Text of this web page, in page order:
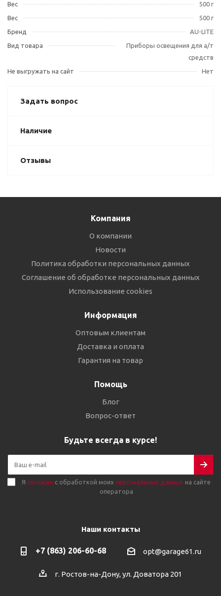
Вес
500 г
Вес
500 г
Бренд
AU-LITE
Вид товара
Приборы освещения для а/т
средств
Не выгружать на сайт
Нет
Задать вопрос
Наличие
Отзывы
Компания
О компании
Новости
Политика обработки персональных данных
Соглашение об обработке персональных данных
Использование cookies
Информация
Оптовым клиентам
Доставка и оплата
Гарантия на товар
Помощь
Блог
Вопрос-ответ
Будьте всегда в курсе!
Я согласен с обработкой моих персональных данных на сайте
оператора
Наши контакты
+7 (863) 206-60-68 opt@garage61.ru
г. Ростов-на-Дону, ул. Доватора 201